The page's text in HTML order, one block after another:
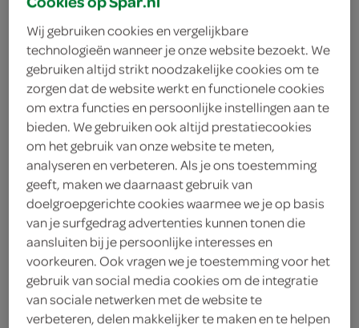
Monster
< 25 jaar? Laat je legitimatie zien
< 18 jaar verkopen wij geen
alcohol
meer informatie
2.
99
500 Milliliter
Let op: aanbiedingen zijn niet zichtbaar bij de
producten, maar worden wél automatisch
verwerkt in de winkelmand.
Wij gebruiken cookies en vergelijkbare
technologieën wanneer je onze website bezoekt. We
gebruiken altijd strikt noodzakelijke cookies om te
zorgen dat de website werkt en functionele cookies
om extra functies en persoonlijke instellingen aan te
bieden. We gebruiken ook altijd prestatiecookies
om het gebruik van onze website te meten,
analyseren en verbeteren. Als je ons toestemming
geeft, maken we daarnaast gebruik van
doelgroepgerichte cookies waarmee we je op basis
van je surfgedrag advertenties kunnen tonen die
aansluiten bij je persoonlijke interesses en
voorkeuren. Ook vragen we je toestemming voor het
gebruik van social media cookies om de integratie
van sociale netwerken met de website te
verbeteren, delen makkelijker te maken en te helpen